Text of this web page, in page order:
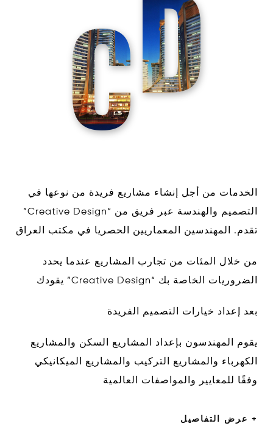
D
C
الخدمات من أجل إنشاء مشاريع فريدة من نوعها في
التصميم والهندسة عبر فريق من “Creative Design”
تقدم. المهندسين المعماريين الحصريا في مكتب العراق
من خلال المئات من تجارب المشاريع عندما يحدد
الضروريات الخاصة بك “Creative Design” يقودك
بعد إعداد خيارات التصميم الفريدة
يقوم المهندسون بإعداد المشاريع السكن والمشاريع
الكهرباء والمشاريع التركيب والمشاريع الميكانيكي
وفقًا للمعايير والمواصفات العالمية
+ عرض التفاصيل